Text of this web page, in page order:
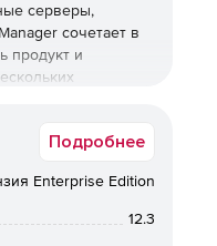
серверы,
сочетает в
продукт и
WAN-
Подробнее
Enterprise Edition
12.3